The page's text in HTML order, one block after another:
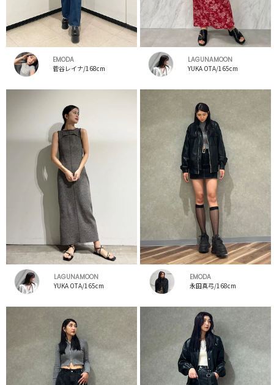
EMODA
菅谷レイナ/168cm
LAGUNAMOON
YUKA OTA/165cm
LAGUNAMOON
YUKA OTA/165cm
EMODA
永田真弓/168cm